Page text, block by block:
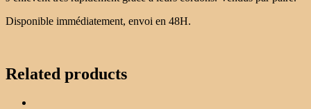
Disponible immédiatement, envoi en 48H.
Related products